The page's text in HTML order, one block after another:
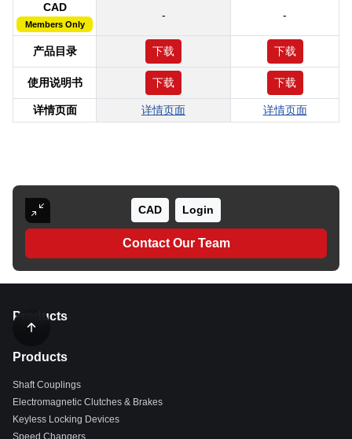
CAD
Members Only
- -
产品目录 下载 下载
使用说明书 下载 下载
详情页面 详情页面 详情页面
CAD Login
Contact Our Team
Products
Products
Shaft Couplings
Electromagnetic Clutches & Brakes
Keyless Locking Devices
Speed Changers